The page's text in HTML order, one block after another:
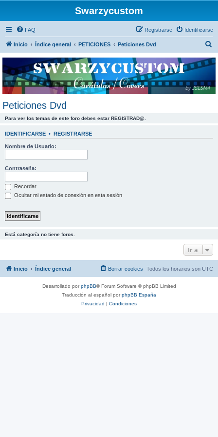
Swarzycustom
FAQ Identificarse
Registrarse
Inicio Índice general PETICIONES Peticiones Dvd
c
Peticiones Dvd
Para ver los temas de este foro debes estar REGISTRAD@.
IDENTIFICARSE • REGISTRARSE
Nombre de Usuario:
Contraseña:
Recordar
Ocultar mi estado de conexión en esta sesión
Está categoría no tiene foros.
Ir a
Inicio Índice general Todos los horarios son UTC
Borrar cookies
Desarrollado porphpBB® Forum Software © phpBB Limited
Traducción al español porphpBB España
Privacidad | Condiciones